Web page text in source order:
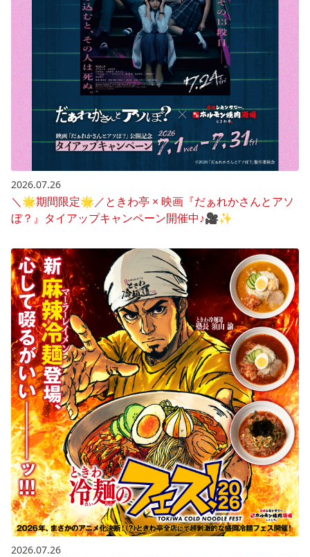
2026.07.26
＼🌟期間限定🌟／ときわ亭 × 映画『だぁれかさんとアソ
ぼ？』タイアップキャンペーン開催中♪🎥✨
2026.07.26